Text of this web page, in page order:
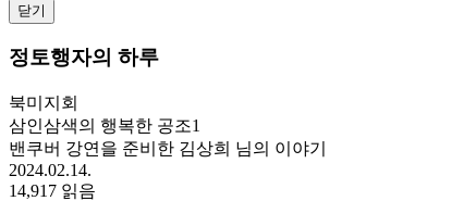
닫기
정토행자의 하루
북미지회
삼인삼색의 행복한 공조1
밴쿠버 강연을 준비한 김상희 님의 이야기
2024.02.14.
14,917 읽음